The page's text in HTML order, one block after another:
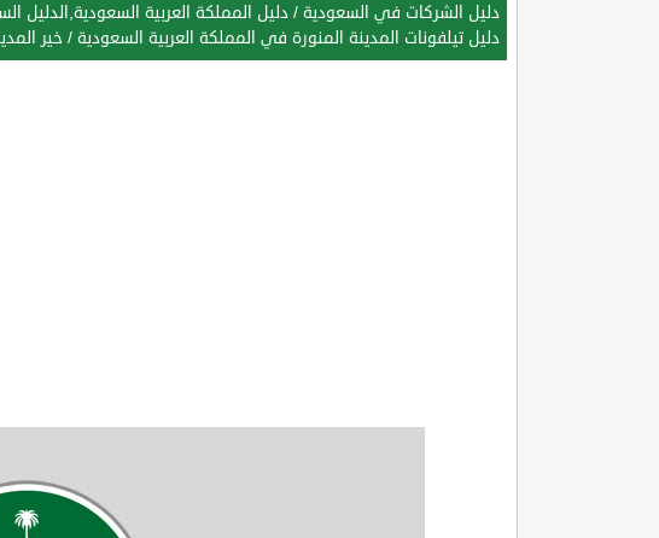
دليل الشركات في السعودية / دليل المملكة العربية السعودية,الدليل
دليل تيلفونات المدينة المنورة في المملكة العربية السعودية / خير